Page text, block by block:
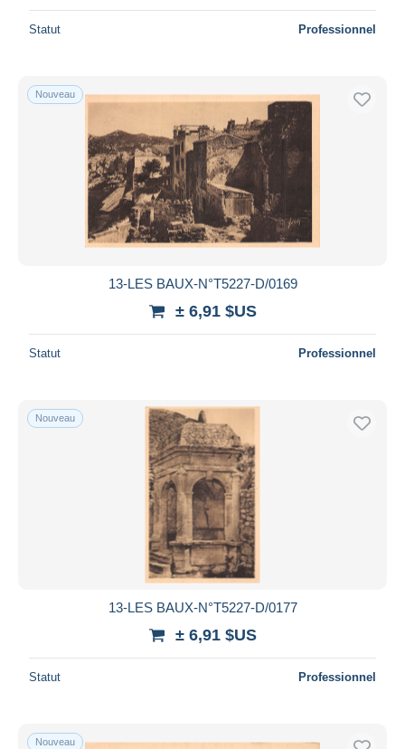
Statut Professionnel
Nouveau
13-LES BAUX-N°T5227-D/0169
± 6,91 $US
Statut Professionnel
Nouveau
13-LES BAUX-N°T5227-D/0177
± 6,91 $US
Statut Professionnel
Nouveau